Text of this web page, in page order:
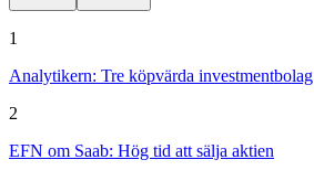
1
Analytikern: Tre köpvärda investmentbolag
2
EFN om Saab: Hög tid att sälja aktien